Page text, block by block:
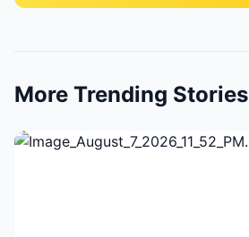
More Trending Stories